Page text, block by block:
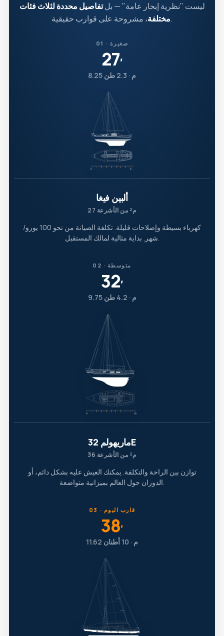
ليست "نظرية إبحار عامة" — بلتفاصيل محددة لثلاث فئات
مختلفة، مشروحة على قوارب حقيقية.
01 · صغيرة
27′
8.25 م · 2.3 طن
ألبين فيغا
27 م² من الأشرعة
كهرباء بسيطة وإصلاحات قليلة. تكلفة الصيانة من نحو 100 يورو/
شهر. بداية مثالية لمالك المستقبل.
02 · متوسطة
32′
9.75 م · 4.2 طن
ماريهولم 32E
36 م² من الأشرعة
توازن بين الراحة والتكلفة. يمكنك العيش عليه بشكل دائم، أو
الدوران حول العالم بميزانية متواضعة.
03 · قارب اليوم
38′
11.62 م · 10 أطنان